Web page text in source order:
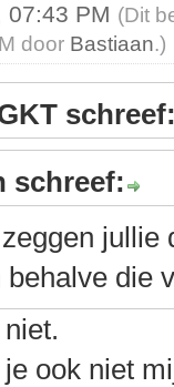
07:43 PM (Dit
door Bastiaan.)
schreef:
jullie
behalve die
ook niet